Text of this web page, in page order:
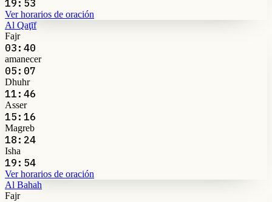
19:53
Ver horarios de oración
Al Qaţīf
Fajr
03:40
amanecer
05:07
Dhuhr
11:46
Asser
15:16
Magreb
18:24
Isha
19:54
Ver horarios de oración
Al Bahah
Fajr